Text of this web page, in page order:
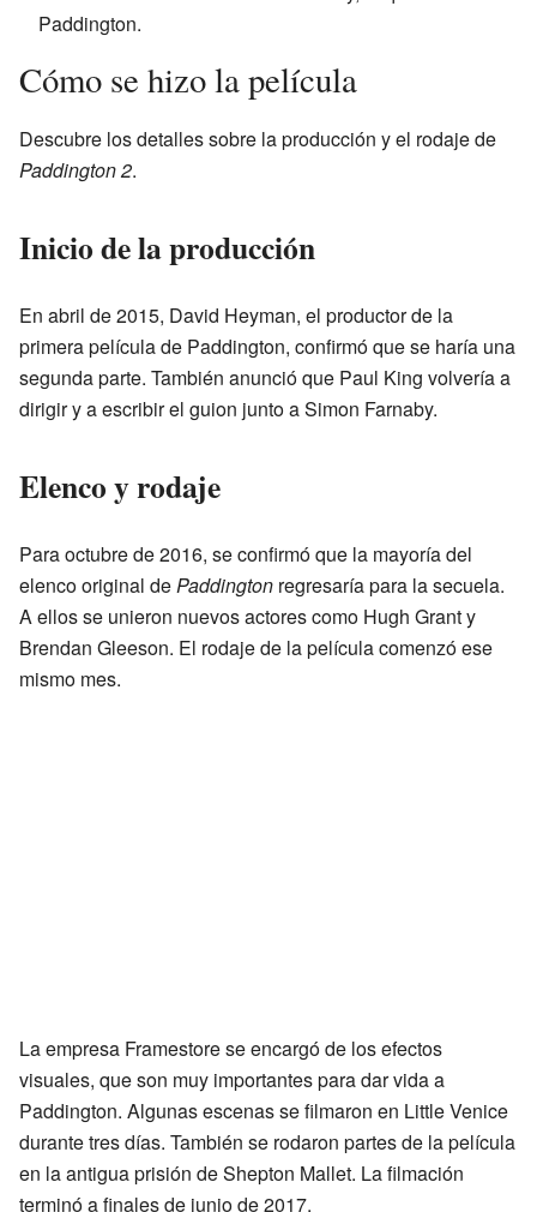
Paddington.
Cómo se hizo la película
Descubre los detalles sobre la producción y el rodaje de
Paddington 2.
Inicio de la producción
En abril de 2015, David Heyman, el productor de la
primera película de Paddington, confirmó que se haría una
segunda parte. También anunció que Paul King volvería a
dirigir y a escribir el guion junto a Simon Farnaby.
Elenco y rodaje
Para octubre de 2016, se confirmó que la mayoría del
elenco original dePaddington regresaría para la secuela.
A ellos se unieron nuevos actores como Hugh Grant y
Brendan Gleeson. El rodaje de la película comenzó ese
mismo mes.
La empresa Framestore se encargó de los efectos
visuales, que son muy importantes para dar vida a
Paddington. Algunas escenas se filmaron en Little Venice
durante tres días. También se rodaron partes de la película
en la antigua prisión de Shepton Mallet. La filmación
terminó a finales de junio de 2017.